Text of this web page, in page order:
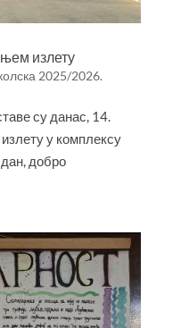
излету
2025/2026.
су данас, 14.
у комплексу
добро